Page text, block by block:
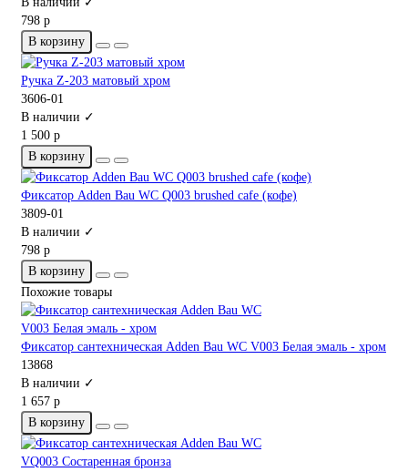
798 р
В корзину
Ручка Z-203 матовый хром
3606-01
В наличии ✓
1 500 р
В корзину
Фиксатор Adden Bau WC Q003 brushed cafe (кофе)
3809-01
В наличии ✓
798 р
В корзину
Похожие товары
Фиксатор сантехническая Adden Bau WC V003 Белая эмаль - хром
13868
В наличии ✓
1 657 р
В корзину